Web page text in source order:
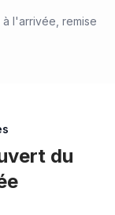
l'arrivée, remise
du